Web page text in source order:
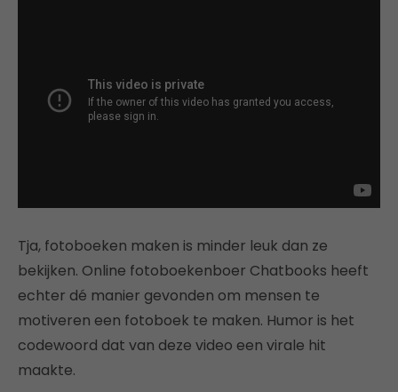
Tja, fotoboeken maken is minder leuk dan ze
bekijken. Online fotoboekenboer Chatbooks heeft
echter dé manier gevonden om mensen te
motiveren een fotoboek te maken. Humor is het
codewoord dat van deze video een virale hit
maakte.